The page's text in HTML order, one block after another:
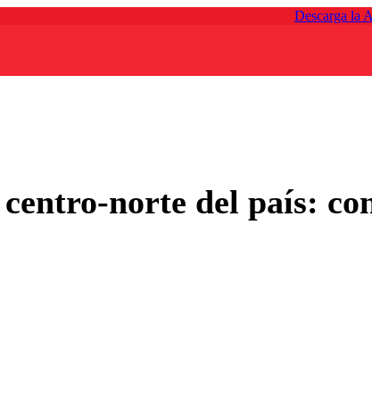
Descarga la
norte del país: